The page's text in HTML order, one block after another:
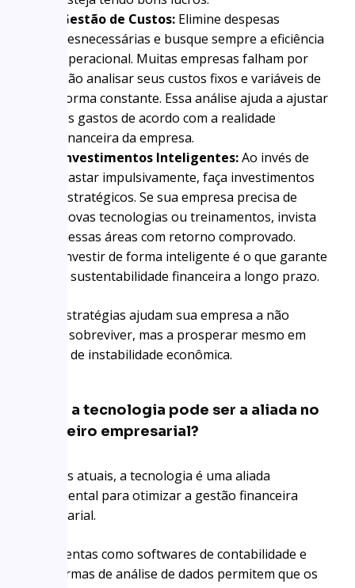
Gestão de Custos: Elimine despesas
desnecessárias e busque sempre a eficiência
operacional. Muitas empresas falham por
não analisar seus custos fixos e variáveis de
forma constante. Essa análise ajuda a ajustar
os gastos de acordo com a realidade
financeira da empresa.
Investimentos Inteligentes:Ao invés de
gastar impulsivamente, faça investimentos
estratégicos. Se sua empresa precisa de
novas tecnologias ou treinamentos, invista
nessas áreas com retorno comprovado.
Investir de forma inteligente é o que garante
a sustentabilidade financeira a longo prazo.
Essas estratégias ajudam sua empresa a não
apenas sobreviver, mas a prosperar mesmo em
tempos de instabilidade econômica.
Como a tecnologia pode ser a aliada no
financeiro empresarial?
Nos dias atuais, a tecnologia é uma aliada
fundamental para otimizar a gestão financeira
empresarial.
Ferramentas como softwares de contabilidade e
plataformas de análise de dados permitem que os